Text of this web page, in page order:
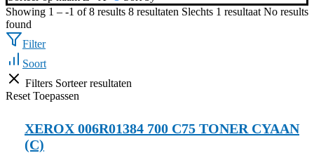
Showing 1 – -1 of 8 results 8 resultaten Slechts 1 resultaat No results
found
Filter
Soort
Filters Sorteer resultaten
Reset Toepassen
XEROX 006R01384 700 C75 TONER CYAAN
(C)